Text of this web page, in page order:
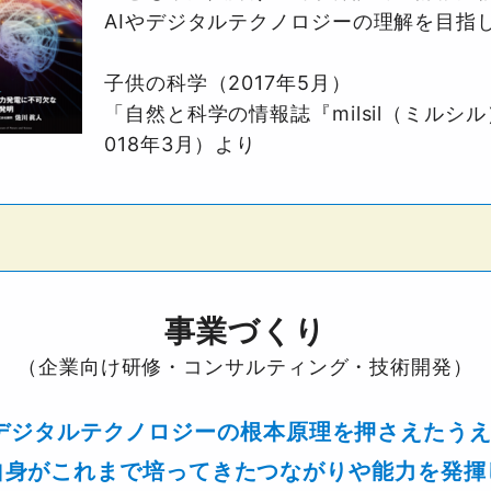
AIやデジタルテクノロジーの理解を目指
子供の科学（2017年5月）
「自然と科学の情報誌『milsil（ミルシ
018年3月）より
事業づくり
（企業向け研修・コンサルティング・技術開発）
タルテクノロジーの根本原理を押さえたう
がこれまで培ってきたつながりや能力を発